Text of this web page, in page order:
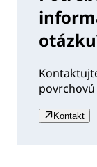
povrchovú
Kontakt